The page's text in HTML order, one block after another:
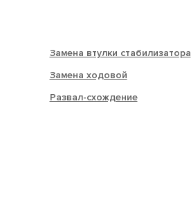
Замена втулки стабилизатора
Замена ходовой
Развал-схождение